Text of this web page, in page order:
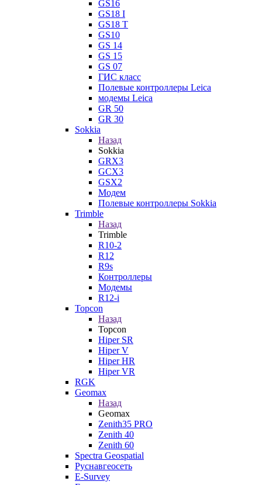
GS16
GS18 I
GS18 T
GS10
GS 14
GS 15
GS 07
ГИС класс
Полевые контроллеры Leica
модемы Leica
GR 50
GR 30
Sokkia
Назад
Sokkia
GRX3
GCX3
GSX2
Модем
Полевые контроллеры Sokkia
Trimble
Назад
Trimble
R10-2
R12
R9s
Контроллеры
Модемы
R12-i
Topcon
Назад
Topcon
Hiper SR
Hiper V
Hiper HR
Hiper VR
RGK
Geomax
Назад
Geomax
Zenith35 PRO
Zenith 40
Zenith 60
Spectra Geospatial
Руснавгеосеть
E-Survey